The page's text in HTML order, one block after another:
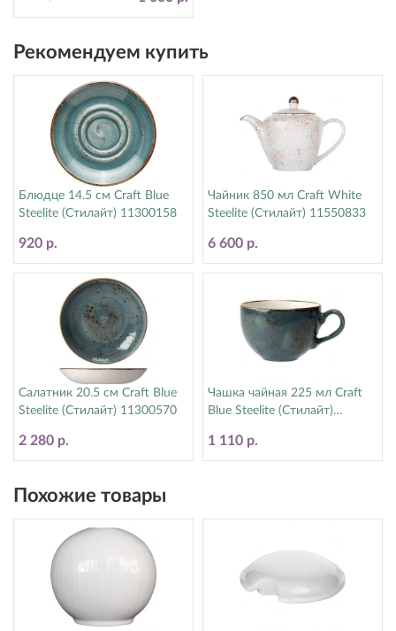
Рекомендуем купить
Блюдце 14.5 см Craft Blue
Steelite (Стилайт) 11300158
920 р.
Чайник 850 мл Craft White
Steelite (Стилайт) 11550833
6 600 р.
Салатник 20.5 см Craft Blue
Steelite (Стилайт) 11300570
2 280 р.
Чашка чайная 225 мл Craft
Blue Steelite (Стилайт)
1 110 р.
Похожие товары